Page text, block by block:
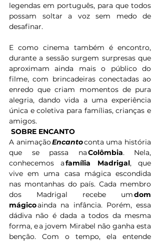
legendas em português, para que todos
possam soltar a voz sem medo de
desafinar.
E como cinema também é encontro,
durante a sessão surgem surpresas que
aproximam ainda mais o público do
filme, com brincadeiras conectadas ao
enredo que criam momentos de pura
alegria, dando vida a uma experiência
única e coletiva para famílias, crianças e
amigos.
SOBRE ENCANTO
A animação Encanto conta uma história
que se passa na Colômbia. Nela,
conhecemos a família Madrigal, que
vive em uma casa mágica escondida
nas montanhas do país. Cada membro
dos Madrigal recebe um dom
mágico ainda na infância. Porém, essa
dádiva não é dada a todos da mesma
forma, ea jovem Mirabel não ganha esta
benção. Com o tempo, ela entende